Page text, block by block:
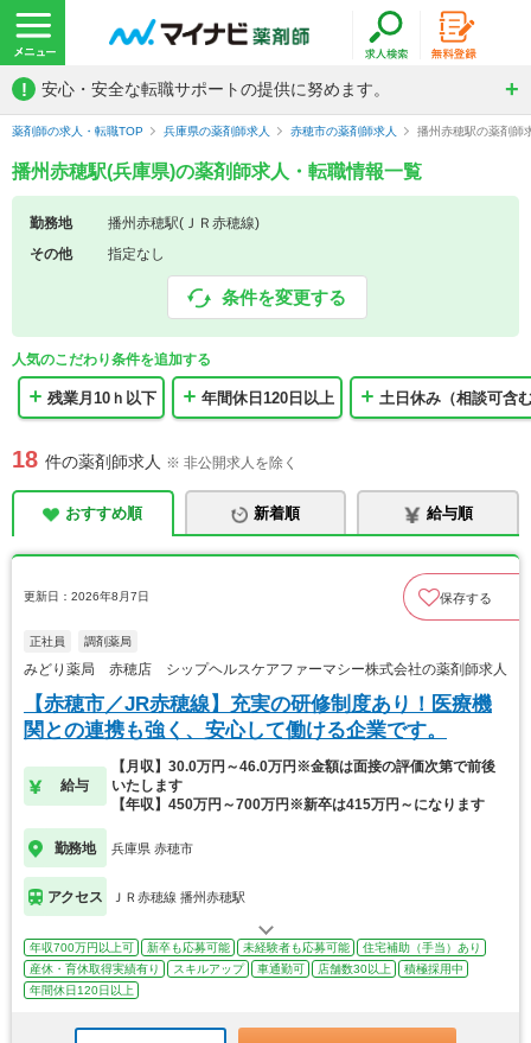
! 安心・安全な転職サポートの提供に努めます。
薬剤師の求人・転職TOP 兵庫県の薬剤師求人 赤穂市の薬剤師求人 播州赤穂駅の薬剤師
播州赤穂駅(兵庫県)の薬剤師求人・転職情報一覧
勤務地
播州赤穂駅(ＪＲ赤穂線)
その他
指定なし
条件を変更する
人気のこだわり条件を追加する
残業月10ｈ以下 年間休日120日以上 土日休み（相談可含
18 件の薬剤師求人 ※ 非公開求人を除く
おすすめ順 新着順 給与順
更新日：2026年8月7日 保存する
正社員 調剤薬局
みどり薬局 赤穂店 シップヘルスケアファーマシー株式会社の薬剤師求人
【赤穂市／JR赤穂線】充実の研修制度あり！医療機
関との連携も強く、安心して働ける企業です。
給与
【月収】30.0万円～46.0万円※金額は面接の評価次第で前後
いたします
【年収】450万円～700万円※新卒は415万円～になります
勤務地 兵庫県 赤穂市
アクセス ＪＲ赤穂線 播州赤穂駅
年収700万円以上可 新卒も応募可能 未経験者も応募可能
住宅補助（手当）あり
産休・育休取得実績有り
スキルアップ 車通勤可 店舗数30以上
積極採用中
年間休日120日以上